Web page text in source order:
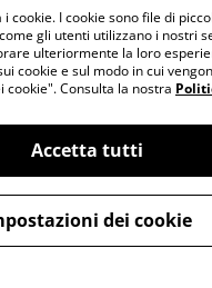
Termini
sulla
Politica sui
Supporto Clienti
cookie. I cookie sono file di
gli utenti utilizzano i nostri
ulteriormente la loro
cookie e sul modo in cui
cookie". Consulta la nostra
Accetta tutti
dei cookie